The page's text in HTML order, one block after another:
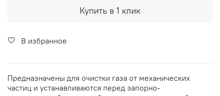
Купить в 1 клик
В избранное
Предназначены для очистки газа от механических
частиц и устанавливаются перед запорно-